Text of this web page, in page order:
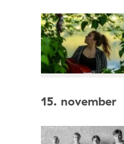
15. november